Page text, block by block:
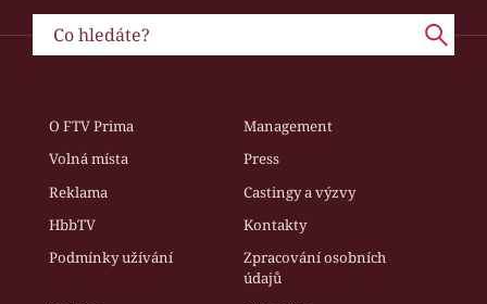
O FTV Prima
Management
Volná místa
Press
Reklama
Castingy a výzvy
HbbTV
Kontakty
Podmínky užívání
Zpracování osobních
údajů